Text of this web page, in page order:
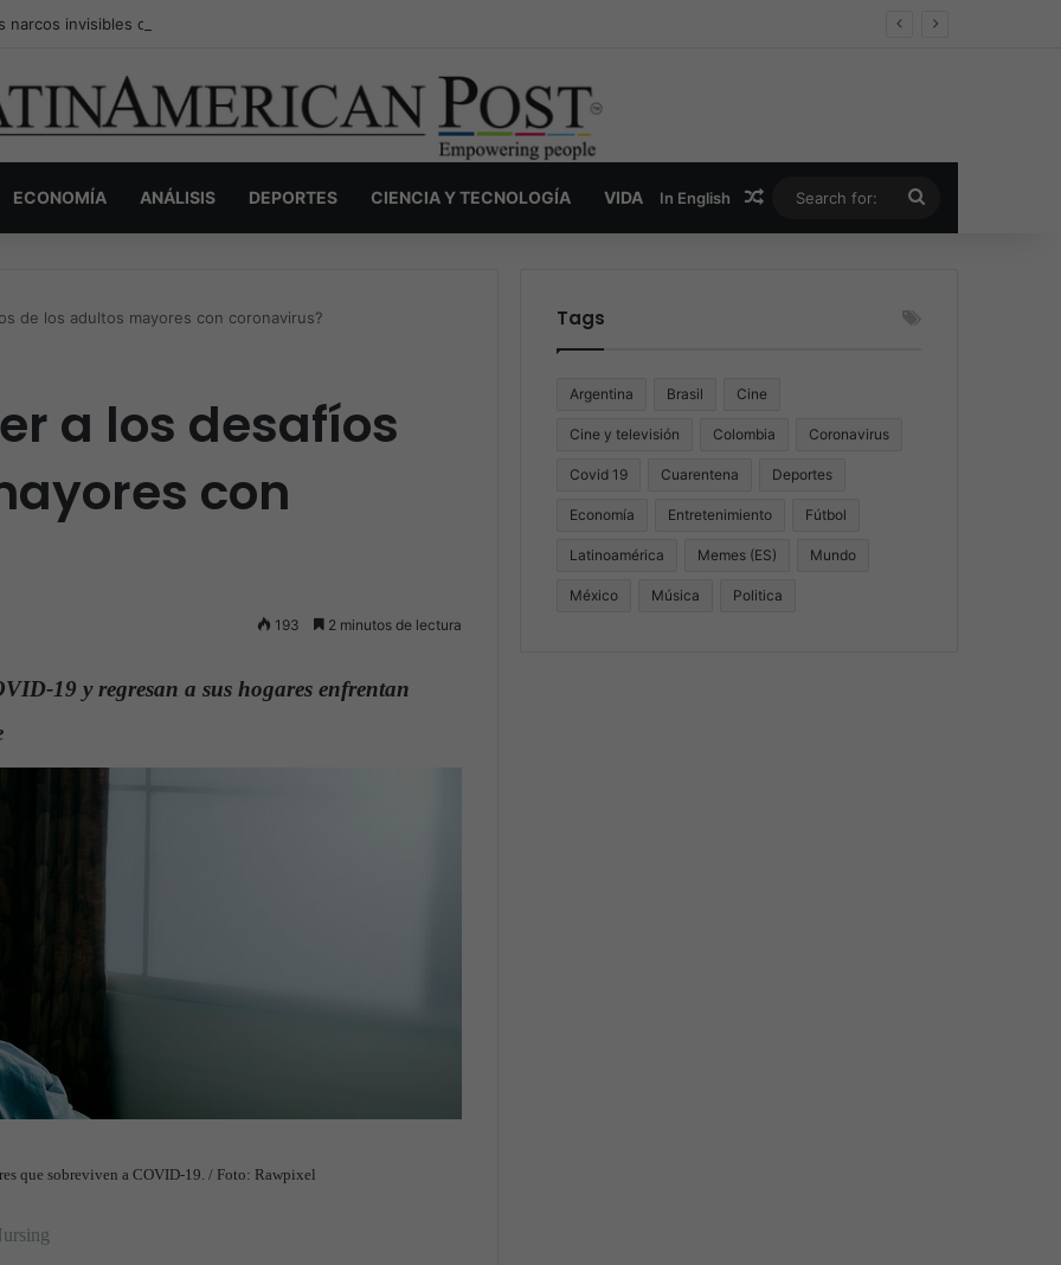
narcos invisibles de Colombia: la guerra secreta por la verdad, el poder y la nueva economía de la droga
ECONOMÍA ANÁLISIS DEPORTES CIENCIA Y TECNOLOGÍA VIDA In English Random Article
for:
de los adultos mayores con coronavirus?
a los desafíos
con
193 2 minutos de lectura
19 y regresan a sus hogares enfrentan
que sobreviven a COVID-19. / Foto: Rawpixel
Tags
Argentina Brasil Cine
Cine y televisión Colombia Coronavirus
Covid 19 Cuarentena Deportes
Economía Entretenimiento Fútbol
Latinoamérica Memes (ES) Mundo
México Música Politica